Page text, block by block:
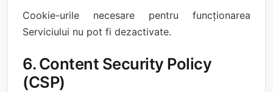
Cookie-urile necesare pentru funcționarea
Serviciului nu pot fi dezactivate.
6. Content Security Policy
(CSP)